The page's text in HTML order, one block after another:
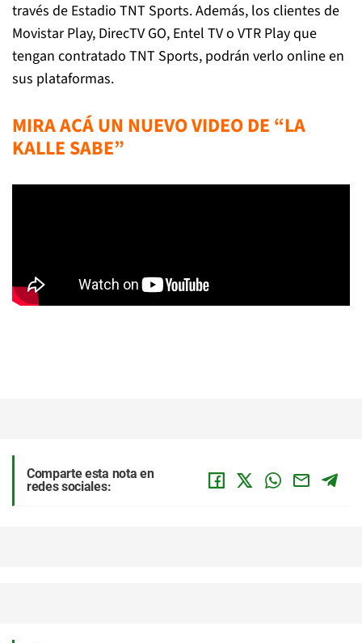
través de Estadio TNT Sports. Además, los clientes de
Movistar Play, DirecTV GO, Entel TV o VTR Play que
tengan contratado TNT Sports, podrán verlo online en
sus plataformas.
MIRA ACÁ UN NUEVO VIDEO DE “LA
KALLE SABE”
Comparte esta nota en
redes sociales: